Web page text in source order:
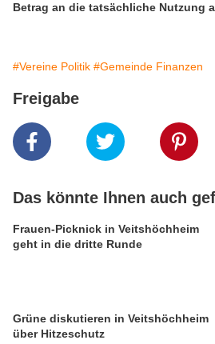
Betrag an die tatsächliche Nutzung
#Vereine Politik #Gemeinde Finanzen
Freigabe
Das könnte Ihnen auch
Frauen-Picknick in Veitshöchheim
geht in die dritte Runde
Grüne diskutieren in Veitshöchheim
über Hitzeschutz